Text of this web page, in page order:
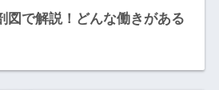
図で解説！どんな働きがある